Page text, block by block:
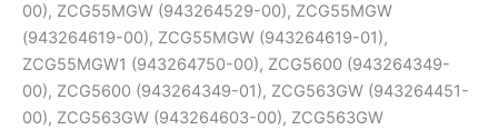
00), ZCG55MGW (943264529-00), ZCG55MGW
(943264619-00), ZCG55MGW (943264619-01),
ZCG55MGW1 (943264750-00), ZCG5600 (943264349-
00), ZCG5600 (943264349-01), ZCG563GW (943264451-
00), ZCG563GW (943264603-00), ZCG563GW